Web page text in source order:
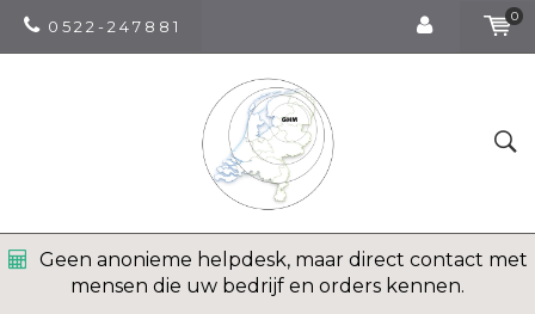
0 5 2 2 - 2 4 7 8 8 1
0
Geen anonieme helpdesk, maar direct contact met
mensen die uw bedrijf en orders kennen.